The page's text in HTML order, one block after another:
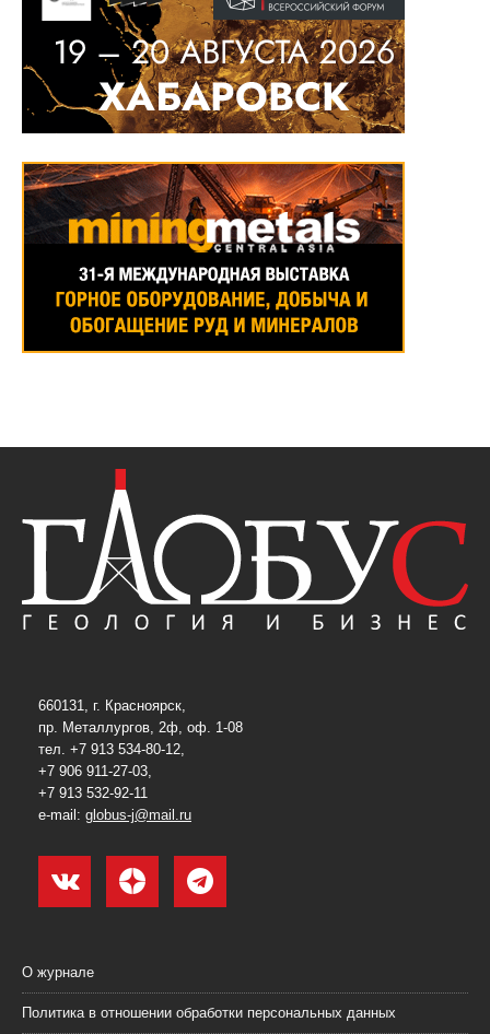
660131, г. Красноярск,
пр. Металлургов, 2ф, оф. 1-08
тел. +7 913 534-80-12,
+7 906 911-27-03,
+7 913 532-92-11
e-mail: globus-j@mail.ru
О журнале
Политика в отношении обработки персональных данных